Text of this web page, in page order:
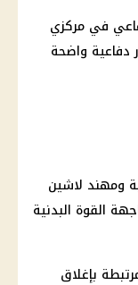
في مركزي
دفاعية واضحة
ومهند لاشين
القوة البدنية
بإغلاق